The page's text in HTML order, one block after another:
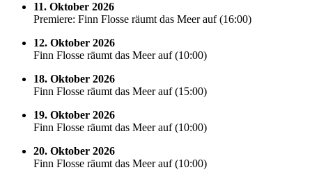
11. Oktober 2026
Premiere: Finn Flosse räumt das Meer auf(16:00)
12. Oktober 2026
Finn Flosse räumt das Meer auf(10:00)
18. Oktober 2026
Finn Flosse räumt das Meer auf(15:00)
19. Oktober 2026
Finn Flosse räumt das Meer auf(10:00)
20. Oktober 2026
Finn Flosse räumt das Meer auf(10:00)